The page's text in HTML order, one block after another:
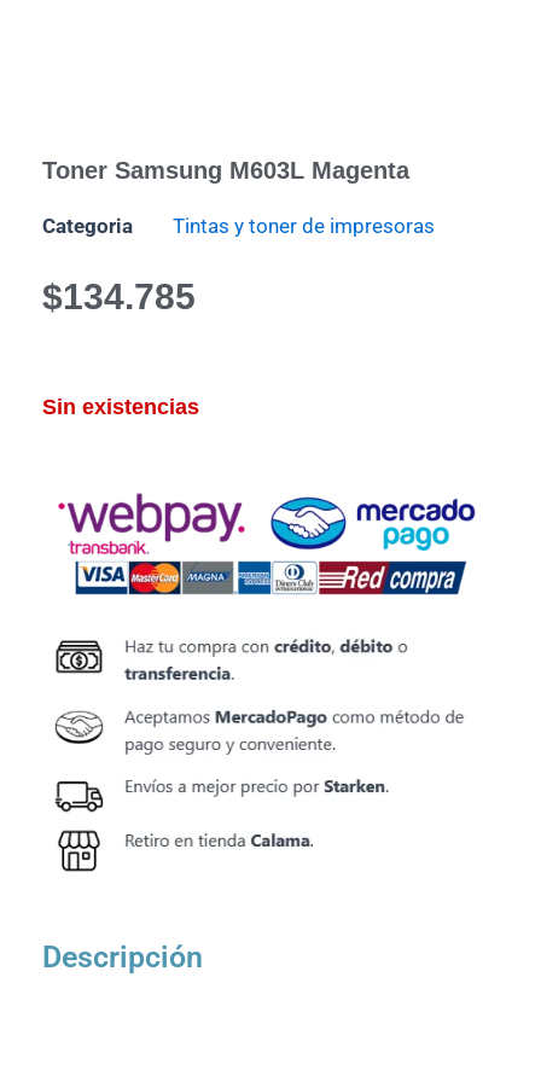
Toner Samsung M603L Magenta
Categoria Tintas y toner de impresoras
$134.785
Sin existencias
Descripción